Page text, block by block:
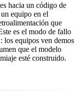
hacia un código de
equipo en el
que
es el modo de fallo
equipos ven demos
que el modelo
esté construido.